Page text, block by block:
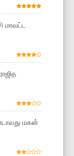
மாவட்ட
மகன்